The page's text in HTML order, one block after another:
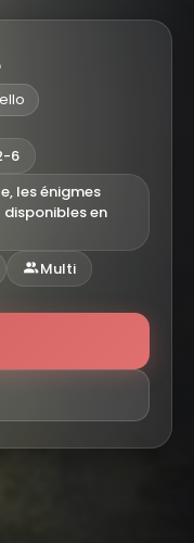
6
les énigmes
en
Multi